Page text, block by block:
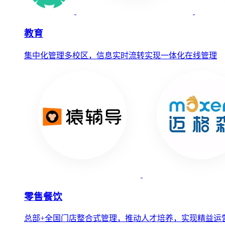
教育
集中化管理多校区，信息实时流转实现一体化在线管理
零售餐饮
总部+全国门店整合式管理，推动人才培养，实现精益运